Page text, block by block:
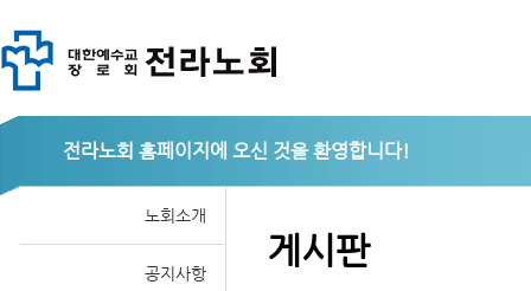
전라노회
노회소개
공지사항
게시판